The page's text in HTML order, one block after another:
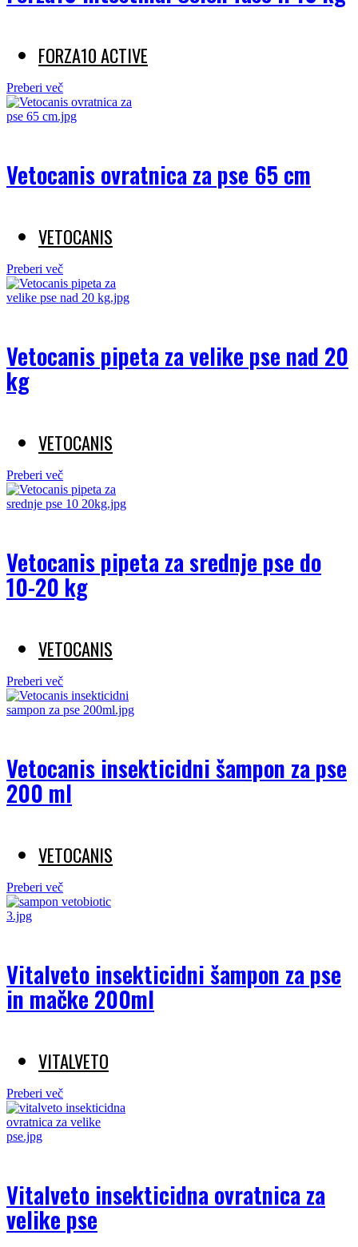
FORZA10 ACTIVE
Preberi več
Vetocanis ovratnica za pse 65 cm
VETOCANIS
Preberi več
Vetocanis pipeta za velike pse nad 20
kg
VETOCANIS
Preberi več
Vetocanis pipeta za srednje pse do
10-20 kg
VETOCANIS
Preberi več
Vetocanis insekticidni šampon za pse
200 ml
VETOCANIS
Preberi več
Vitalveto insekticidni šampon za pse
in mačke 200ml
VITALVETO
Preberi več
Vitalveto insekticidna ovratnica za
velike pse